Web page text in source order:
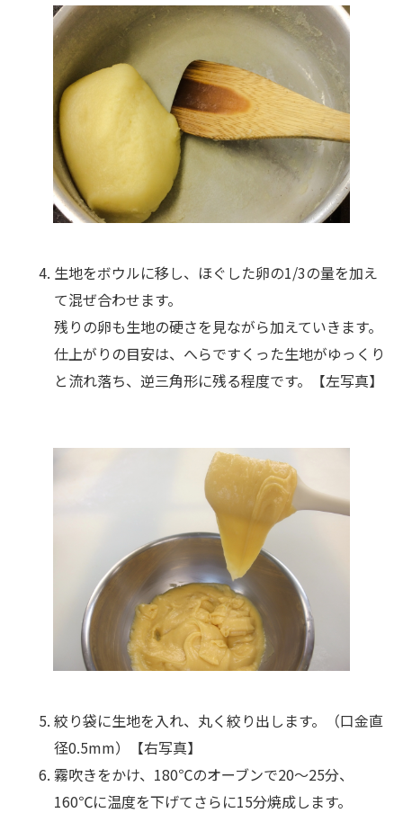
生地をボウルに移し、ほぐした卵の1/3の量を加え
て混ぜ合わせます。
残りの卵も生地の硬さを見ながら加えていきます。
仕上がりの目安は、へらですくった生地がゆっくり
と流れ落ち、逆三角形に残る程度です。【左写真】
絞り袋に生地を入れ、丸く絞り出します。（口金直
径0.5mm）【右写真】
霧吹きをかけ、180℃のオーブンで20～25分、
160℃に温度を下げてさらに15分焼成します。